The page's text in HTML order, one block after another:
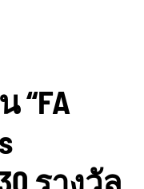
“FA
รางวัล